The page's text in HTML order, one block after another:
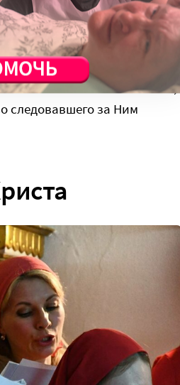
части) и раздается всем
напоминая пять хлебов,
следовавшего за Ним